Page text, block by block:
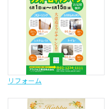
リフォーム